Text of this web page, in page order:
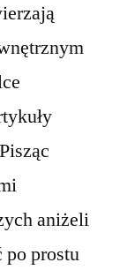
aniżeli
po prostu